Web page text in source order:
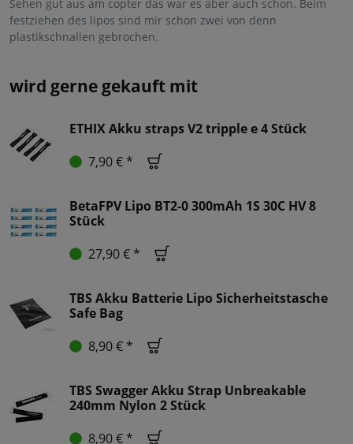
Sehen gut aus am copter das war es aber auch schon. Beim
festziehen des lipos sind mir schon zwei von denn
plastikschnallen gebrochen.
wird gerne gekauft mit
ETHIX Akku straps V2 tripple e 4 Stück
7,90 € *
BetaFPV Lipo BT2-0 300mAh 1S 30C HV 8
Stück
27,90 € *
TBS Akku Batterie Lipo Sicherheitstasche
Safe Bag
8,90 € *
TBS Swagger Akku Strap Unbreakable
240mm Nylon 2 Stück
8,90 € *